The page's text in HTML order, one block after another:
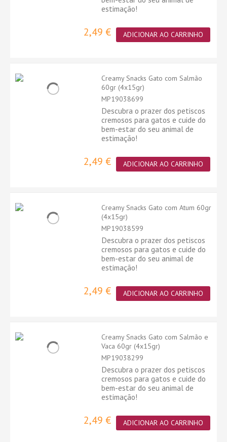
estimação!
2,49 € ADICIONAR AO CARRINHO
Creamy Snacks Gato com Salmão
60gr (4x15gr)
MP19038699
Descubra o prazer dos petiscos
cremosos para gatos e cuide do
bem-estar do seu animal de
estimação!
2,49 € ADICIONAR AO CARRINHO
Creamy Snacks Gato com Atum 60gr
(4x15gr)
MP19038599
Descubra o prazer dos petiscos
cremosos para gatos e cuide do
bem-estar do seu animal de
estimação!
2,49 € ADICIONAR AO CARRINHO
Creamy Snacks Gato com Salmão e
Vaca 60gr (4x15gr)
MP19038299
Descubra o prazer dos petiscos
cremosos para gatos e cuide do
bem-estar do seu animal de
estimação!
2,49 € ADICIONAR AO CARRINHO